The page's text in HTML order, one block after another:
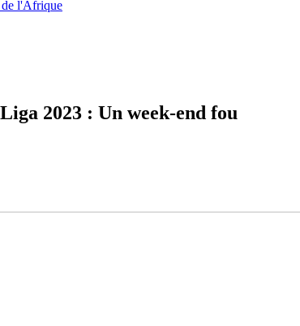
l'Afrique
2023 : Un week-end fou